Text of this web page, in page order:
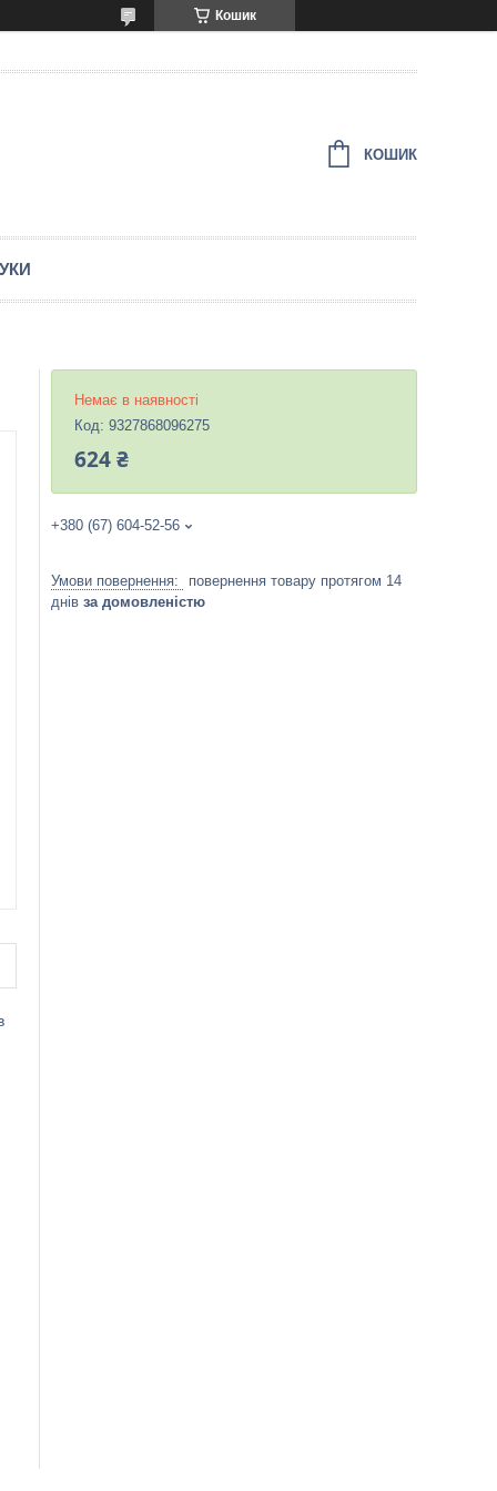
Кошик
КОШИК
Немає в наявності
Код: 9327868096275
624 ₴
+380 (67) 604-52-56
повернення товару протягом 14
днів за домовленістю